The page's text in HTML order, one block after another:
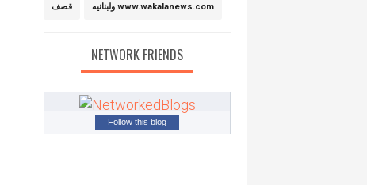
قصف ولبنانيه www.wakalanews.com
NETWORK FRIENDS
Follow this blog